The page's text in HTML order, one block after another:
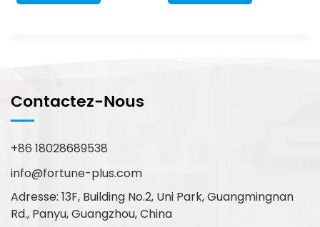
Contactez-Nous
+86 18028689538
info@fortune-plus.com
Adresse: 13F, Building No.2, Uni Park, Guangmingnan
Rd., Panyu, Guangzhou, China